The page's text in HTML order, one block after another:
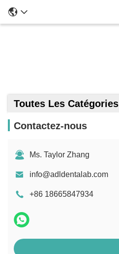
Toutes Les Catégories
Contactez-nous
Ms. Taylor Zhang
info@adldentalab.com
+86 18665847934